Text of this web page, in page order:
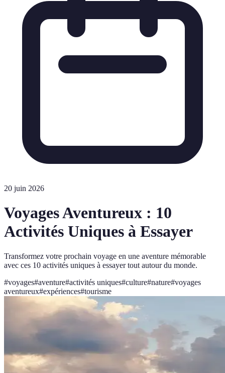
20 juin 2026
Voyages Aventureux : 10
Activités Uniques à Essayer
Transformez votre prochain voyage en une aventure mémorable
avec ces 10 activités uniques à essayer tout autour du monde.
#voyages#aventure#activités uniques#culture#nature#voyages
aventureux#expériences#tourisme